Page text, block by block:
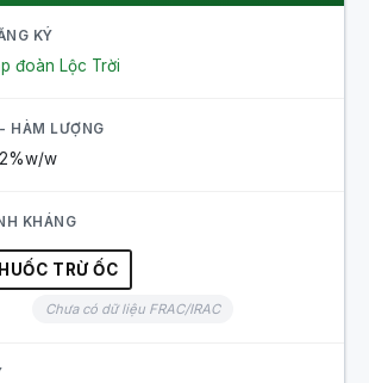
KÝ
đoàn Lộc Trời
HÀM LƯỢNG
w
KHÁNG
TRỪ ỐC
Chưa có dữ liệu FRAC/IRAC